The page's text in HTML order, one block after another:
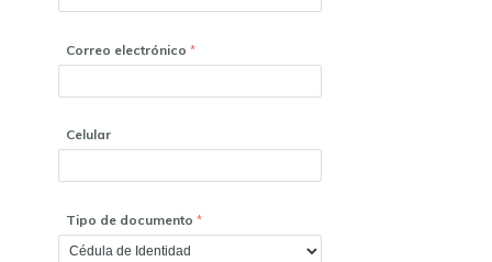
Correo electrónico
Celular
Tipo de documento